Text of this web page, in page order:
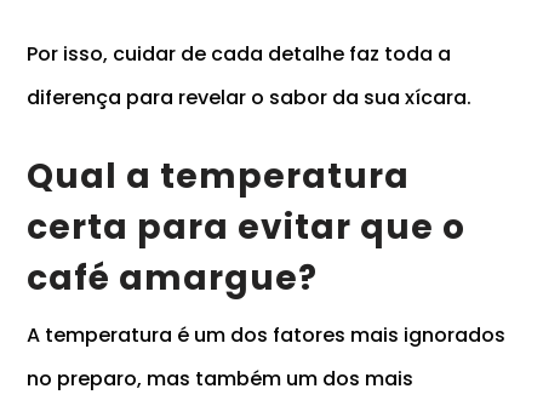
Por isso, cuidar de cada detalhe faz toda a
diferença para revelar o sabor da sua xícara.
Qual a temperatura
certa para evitar que o
café amargue?
A temperatura é um dos fatores mais ignorados
no preparo, mas também um dos mais